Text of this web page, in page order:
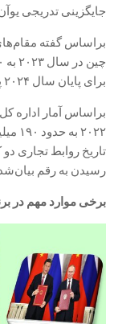
جایگزینی تدریجی
براساس گفته‌
برای پایان سال ۲۰۲۴ پیش‌بینی کرده بودند.
براساس آمار اداره
تاریخ روابط تجاری
رسیدن به رقم بیان‌شده تا پایان
برخی موارد مهم در برنامه ۲۰۳۰ را در تصویر